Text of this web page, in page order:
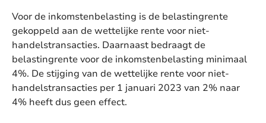
Voor de inkomstenbelasting is de belastingrente
gekoppeld aan de wettelijke rente voor niet-
handelstransacties. Daarnaast bedraagt de
belastingrente voor de inkomstenbelasting minimaal
4%. De stijging van de wettelijke rente voor niet-
handelstransacties per 1 januari 2023 van 2% naar
4% heeft dus geen effect.